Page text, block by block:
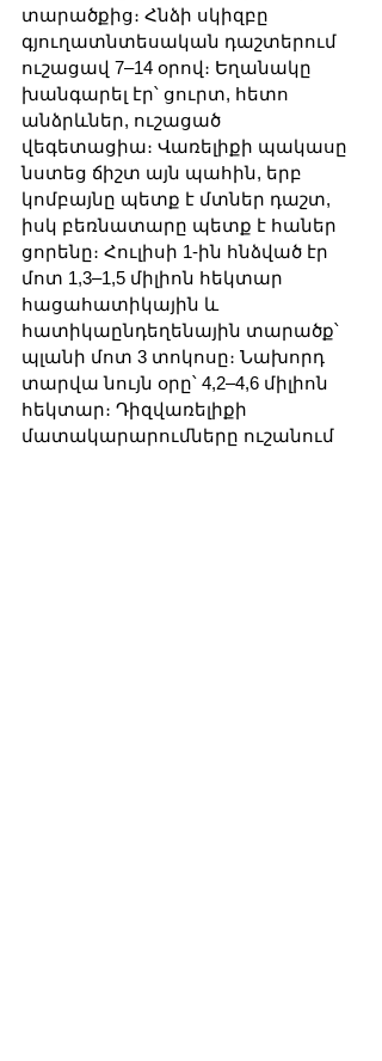
տարածքից։ Հնձի սկիզբը
գյուղատնտեսական դաշտերում
ուշացավ 7–14 օրով։ Եղանակը
խանգարել էր՝ ցուրտ, հետո
անձրևներ, ուշացած
վեգետացիա։ Վառելիքի պակասը
նստեց ճիշտ այն պահին, երբ
կոմբայնը պետք է մտներ դաշտ,
իսկ բեռնատարը պետք է հաներ
ցորենը։ Հուլիսի 1-ին հնձված էր
մոտ 1,3–1,5 միլիոն հեկտար
հացահատիկային և
հատիկաընդեղենային տարածք՝
պլանի մոտ 3 տոկոսը։ Նախորդ
տարվա նույն օրը՝ 4,2–4,6 միլիոն
հեկտար։ Դիզվառելիքի
մատակարարումները ուշանում